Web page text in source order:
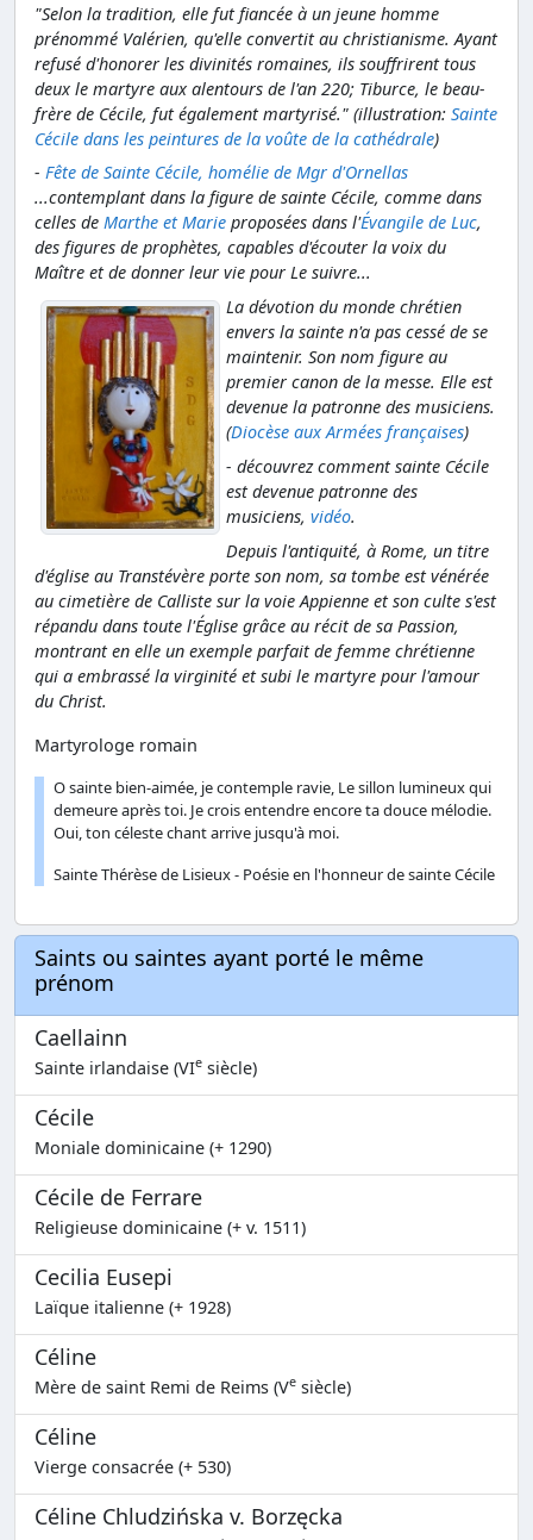
"Selon la tradition, elle fut fiancée à un jeune homme
prénommé Valérien, qu'elle convertit au christianisme. Ayant
refusé d'honorer les divinités romaines, ils souffrirent tous
deux le martyre aux alentours de l'an 220; Tiburce, le beau-
frère de Cécile, fut également martyrisé." (illustration: Sainte
Cécile dans les peintures de la voûte de la cathédrale)
- Fête de Sainte Cécile, homélie de Mgr d'Ornellas
...contemplant dans la figure de sainte Cécile, comme dans
celles de Marthe et Marie proposées dans l'Évangile de Luc,
des figures de prophètes, capables d'écouter la voix du
Maître et de donner leur vie pour Le suivre...
La dévotion du monde chrétien
envers la sainte n'a pas cessé de se
maintenir. Son nom figure au
premier canon de la messe. Elle est
devenue la patronne des musiciens.
(Diocèse aux Armées françaises)
- découvrez comment sainte Cécile
est devenue patronne des
musiciens, vidéo.
Depuis l'antiquité, à Rome, un titre
d'église au Transtévère porte son nom, sa tombe est vénérée
au cimetière de Calliste sur la voie Appienne et son culte s'est
répandu dans toute l'Église grâce au récit de sa Passion,
montrant en elle un exemple parfait de femme chrétienne
qui a embrassé la virginité et subi le martyre pour l'amour
du Christ.
Martyrologe romain
O sainte bien-aimée, je contemple ravie, Le sillon lumineux qui
demeure après toi. Je crois entendre encore ta douce mélodie.
Oui, ton céleste chant arrive jusqu'à moi.
Sainte Thérèse de Lisieux - Poésie en l'honneur de sainte Cécile
Saints ou saintes ayant porté le même
prénom
Caellainn
Sainte irlandaise (VIe siècle)
Cécile
Moniale dominicaine (+ 1290)
Cécile de Ferrare
Religieuse dominicaine (+ v. 1511)
Cecilia Eusepi
Laïque italienne (+ 1928)
Céline
Mère de saint Remi de Reims (Ve siècle)
Céline
Vierge consacrée (+ 530)
Céline Chludzińska v. Borzęcka